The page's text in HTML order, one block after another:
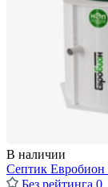
В наличии
Септик Евробион
Без рейтинга 0